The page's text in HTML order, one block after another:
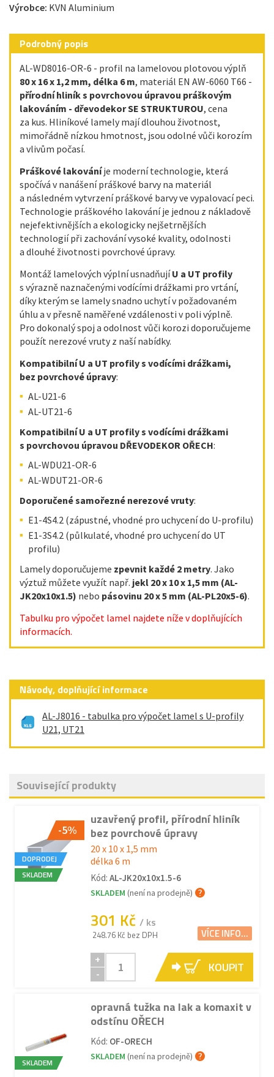
Výrobce: KVN Aluminium
Podrobný popis
AL-WD8016-OR-6 - profil na lamelovou plotovou výplň
80 x 16 x 1,2 mm, délka 6 m, materiál EN AW-6060 T66 -
přírodní hliník s povrchovou úpravou práškovým
lakováním - dřevodekor SE STRUKTUROU, cena
za kus. Hliníkové lamely mají dlouhou životnost,
mimořádně nízkou hmotnost, jsou odolné vůči korozím
a vlivům počasí.
Práškové lakováníje moderní technologie, která
spočívá v nanášení práškové barvy na materiál
a následném vytvrzení práškové barvy ve vypalovací peci.
Technologie práškového lakování je jednou z nákladově
nejefektivnějších a ekologicky nejšetrnějších
technologií při zachování vysoké kvality, odolnosti
a dlouhé životnosti povrchové úpravy.
Montáž lamelových výplní usnadňujíU a UT profily
s výrazně naznačenými vodícími drážkami pro vrtání,
díky kterým se lamely snadno uchytí v požadovaném
úhlu a v přesně naměřené vzdálenosti v poli výplně.
Pro dokonalý spoj a odolnost vůči korozi doporučujeme
použít nerezové vruty z naší nabídky.
Kompatibilní U a UT profily s vodícími drážkami,
bez povrchové úpravy:
AL-U21-6
AL-UT21-6
Kompatibilní U a UT profily s vodícími drážkami
s povrchovou úpravou DŘEVODEKOR OŘECH:
AL-WDU21-OR-6
AL-WDUT21-OR-6
Doporučené samořezné nerezové vruty:
E1-4S4.2 (zápustné, vhodné pro uchycení do U-profilu)
E1-3S4.2 (půlkulaté, vhodné pro uchycení do UT
profilu)
Lamely doporučujeme zpevnit každé 2 metry. Jako
výztuž můžete využít např. jekl 20 x 10 x 1,5 mm (AL-
JK20x10x1.5) nebo pásovinu 20 x 5 mm (AL-PL20x5-6).
Tabulku pro výpočet lamel najdete níže v doplňujících
informacích.
Návody, doplňující informace
AL-J8016 - tabulka pro výpočet lamel s U-profily
U21, UT21
Související produkty
-5%
DOPRODEJ
SKLADEM
uzavřený profil, přírodní hliník
bez povrchové úpravy
20 x 10 x 1,5 mm
délka 6 m
Kód: AL-JK20x10x1.5-6
SKLADEM (není na prodejně)
301 Kč / ks
248.76 Kč bez DPH VÍCE INFO...
+
-
KOUPIT
SKLADEM
opravná tužka na lak a komaxit v
odstínu OŘECH
Kód: OF-ORECH
SKLADEM (není na prodejně)